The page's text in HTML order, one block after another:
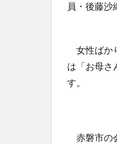
員・後藤沙
女性ばか
は「お母さ
す。
赤磐市の